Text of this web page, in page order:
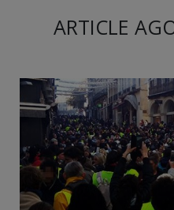
ARTICLE